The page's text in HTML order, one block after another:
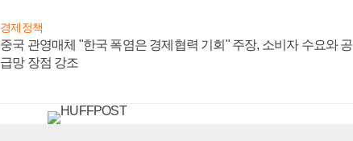
경제정책
중국 관영매체 "한국 폭염은 경제협력 기회" 주장, 소비자 수요와 공
급망 장점 강조